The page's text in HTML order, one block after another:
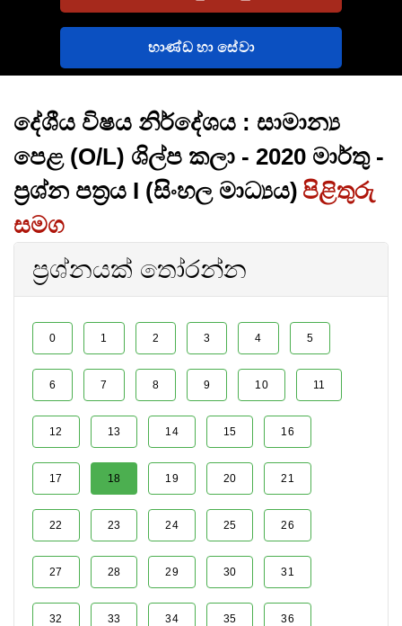
භාණ්ඩ හා සේවා
දේශීය විෂය නිර්දේශය : සාමාන්‍ය
පෙළ (O/L) ශිල්ප කලා - 2020 මාර්තු -
ප්‍රශ්න පත්‍රය I (සිංහල මාධ්‍යය) පිළිතුරු
සමග
ප්‍රශ්නයක් තෝරන්න
0 1 2 3 4 5
6 7 8 9 10 11
12 13 14 15 16
17 18 19 20 21
22 23 24 25 26
27 28 29 30 31
32 33 34 35 36